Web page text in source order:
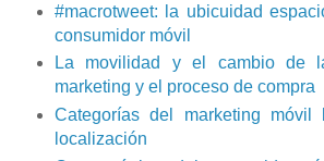
#macrotweet: la ubicuidad
consumidor móvil
La movilidad y el cambio de
marketing y el proceso de compra
Categorías del marketing
localización